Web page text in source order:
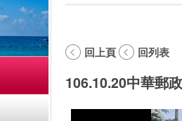
回上頁 回列表
106.10.20中華郵